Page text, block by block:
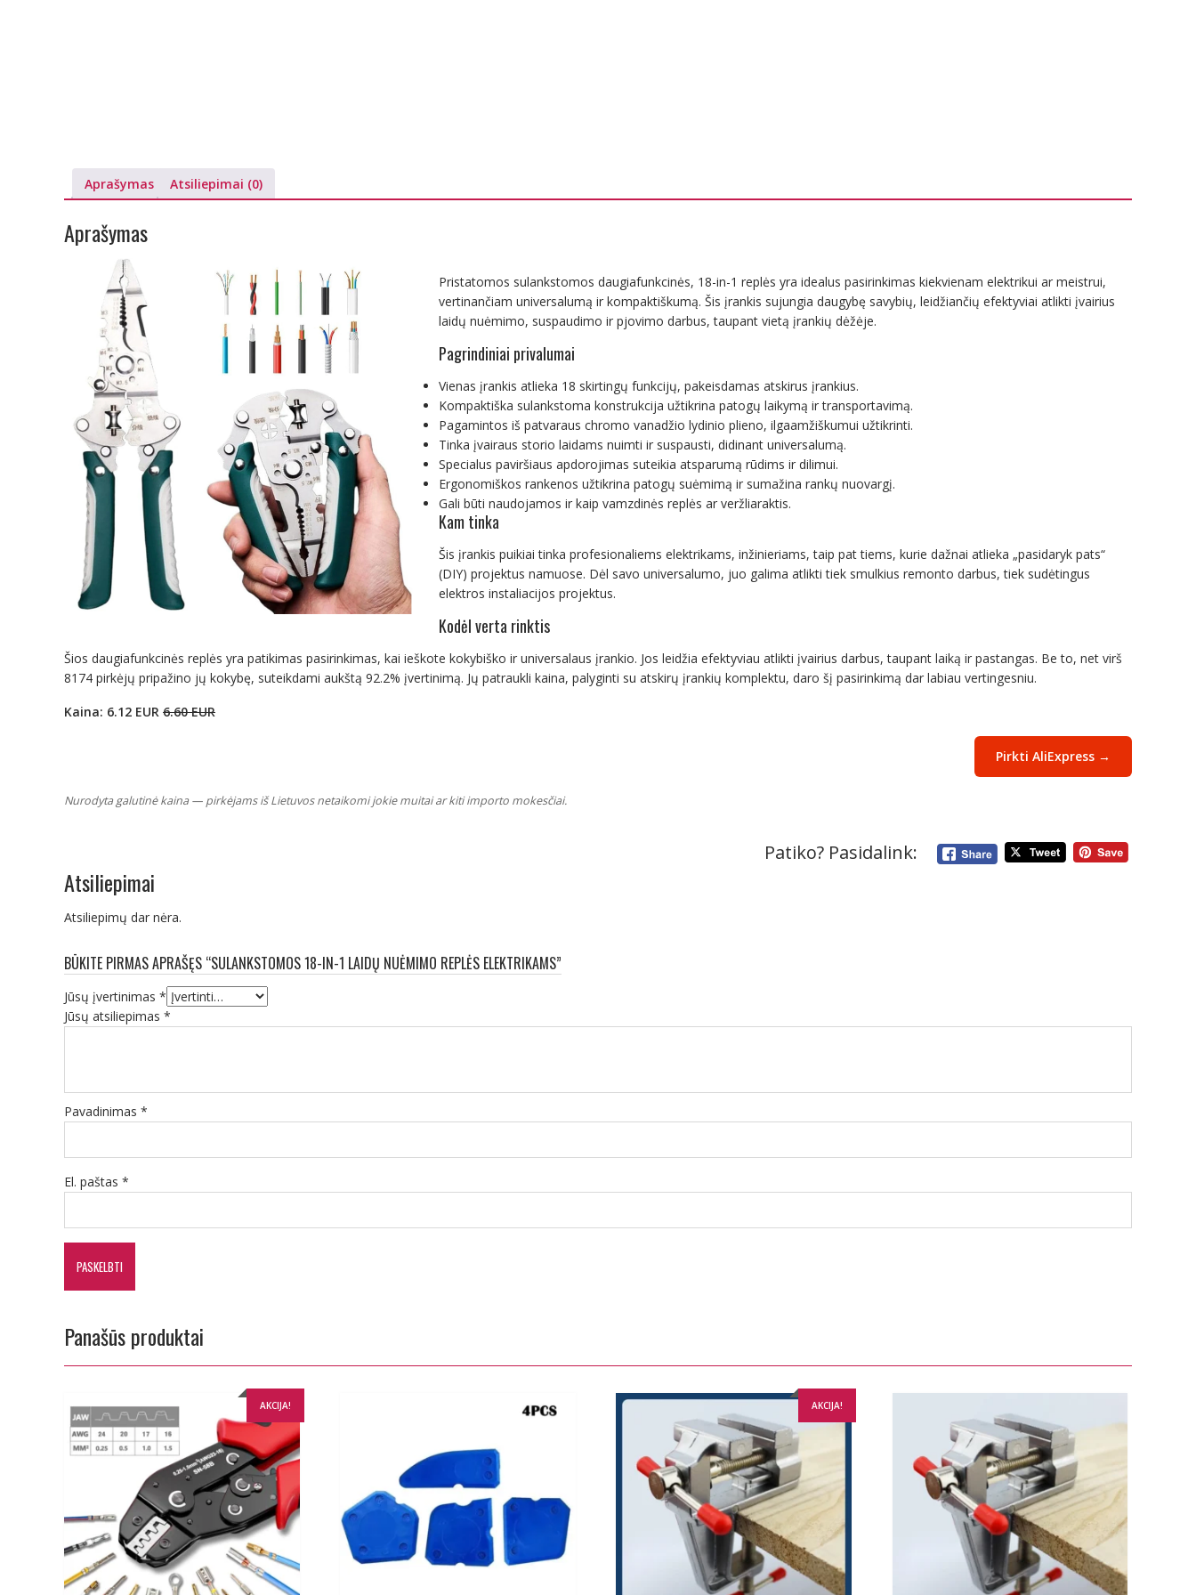
Aprašymas Atsiliepimai (0)
Aprašymas
Pristatomos sulankstomos daugiafunkcinės, 18-in-1 replės yra idealus pasirinkimas kiekvienam elektrikui ar meistrui,
vertinančiam universalumą ir kompaktiškumą. Šis įrankis sujungia daugybę savybių, leidžiančių efektyviai atlikti įvairius
laidų nuėmimo, suspaudimo ir pjovimo darbus, taupant vietą įrankių dėžėje.
Pagrindiniai privalumai
Vienas įrankis atlieka 18 skirtingų funkcijų, pakeisdamas atskirus įrankius.
Kompaktiška sulankstoma konstrukcija užtikrina patogų laikymą ir transportavimą.
Pagamintos iš patvaraus chromo vanadžio lydinio plieno, ilgaamžiškumui užtikrinti.
Tinka įvairaus storio laidams nuimti ir suspausti, didinant universalumą.
Specialus paviršiaus apdorojimas suteikia atsparumą rūdims ir dilimui.
Ergonomiškos rankenos užtikrina patogų suėmimą ir sumažina rankų nuovargį.
Gali būti naudojamos ir kaip vamzdinės replės ar veržliaraktis.
Kam tinka
Šis įrankis puikiai tinka profesionaliems elektrikams, inžinieriams, taip pat tiems, kurie dažnai atlieka „pasidaryk pats“
(DIY) projektus namuose. Dėl savo universalumo, juo galima atlikti tiek smulkius remonto darbus, tiek sudėtingus
elektros instaliacijos projektus.
Kodėl verta rinktis
Šios daugiafunkcinės replės yra patikimas pasirinkimas, kai ieškote kokybiško ir universalaus įrankio. Jos leidžia efektyviau atlikti įvairius darbus, taupant laiką ir pastangas. Be to, net virš
8174 pirkėjų pripažino jų kokybę, suteikdami aukštą 92.2% įvertinimą. Jų patraukli kaina, palyginti su atskirų įrankių komplektu, daro šį pasirinkimą dar labiau vertingesniu.
Kaina: 6.12 EUR 6.60 EUR
Pirkti AliExpress →
Nurodyta galutinė kaina — pirkėjams iš Lietuvos netaikomi jokie muitai ar kiti importo mokesčiai.
Patiko? Pasidalink:
Atsiliepimai
Atsiliepimų dar nėra.
BŪKITE PIRMAS APRAŠĘS “SULANKSTOMOS 18-IN-1 LAIDŲ NUĖMIMO REPLĖS ELEKTRIKAMS”
Jūsų įvertinimas *
Jūsų atsiliepimas *
Pavadinimas *
El. paštas *
Panašūs produktai
AKCIJA! AKCIJA!